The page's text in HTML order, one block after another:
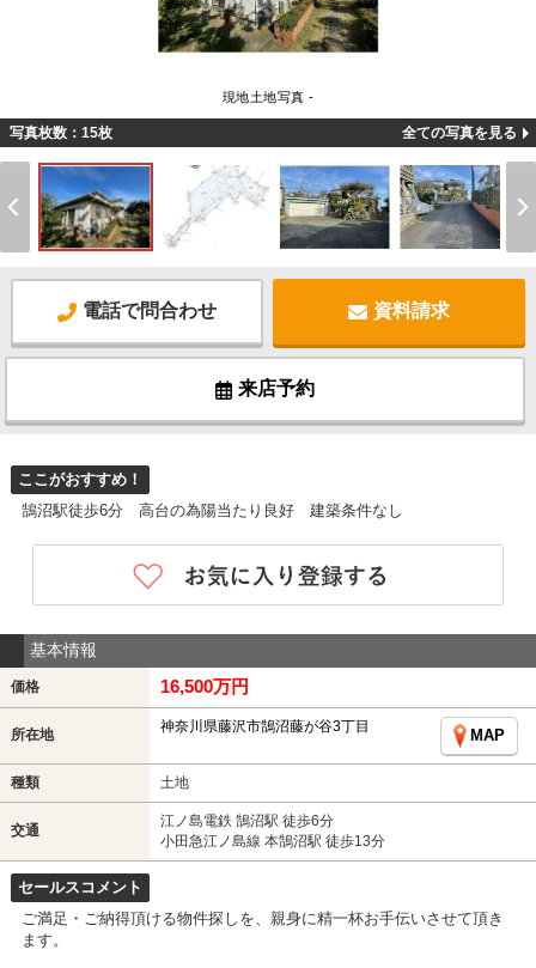
現地土地写真 -
写真枚数：15枚 全ての写真を見る
電話で問合わせ 資料請求
来店予約
ここがおすすめ！
鵠沼駅徒歩6分 高台の為陽当たり良好 建築条件なし
基本情報
価格 16,500万円
所在地 神奈川県藤沢市鵠沼藤が谷3丁目
MAP
種類 土地
交通
江ノ島電鉄 鵠沼駅 徒歩6分
小田急江ノ島線 本鵠沼駅 徒歩13分
セールスコメント
ご満足・ご納得頂ける物件探しを、親身に精一杯お手伝いさせて頂き
ます。